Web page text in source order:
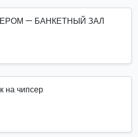
— БАНКЕТНЫЙ ЗАЛ
на чипсер